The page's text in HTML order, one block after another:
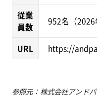
従業
員数
952名（2026
URL https://
参照元：株式会社アンド